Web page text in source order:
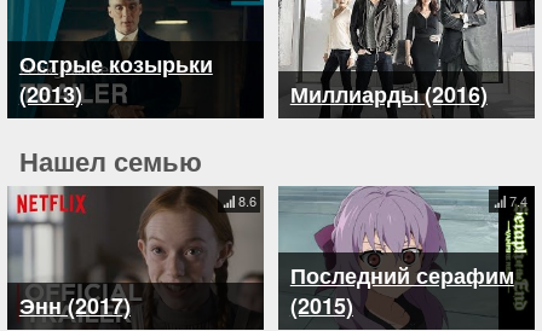
Острые козырьки
(2013)
Миллиарды (2016)
Нашел семью
Энн (2017)
8.6
Последний серафим
(2015)
7.4